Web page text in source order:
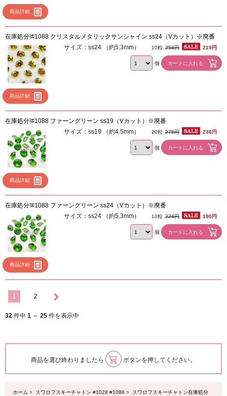
商品詳細
在庫処分!#1088 クリスタルメタリックサンシャイン ss24（Vカット）※廃番
商品詳細
サイズ：ss24 （約5.3mm） 10粒 258円 219円
個
在庫処分!#1088 ファーングリーン ss19（Vカット）※廃番
商品詳細
サイズ：ss19 （約4.5mm） 20粒 278円 236円
個
在庫処分!#1088 ファーングリーン ss24（Vカット）※廃番
商品詳細
サイズ：ss24 （約5.3mm） 10粒 224円 190円
個
1 2
32 件中 1 ～ 25 件を表示中
商品を選び終わりましたら ボタンを押してください。
ホーム > スワロフスキーチャトン #1028 #1088 > スワロフスキーチャトン在庫処分